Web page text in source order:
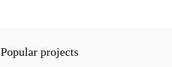
Popular projects